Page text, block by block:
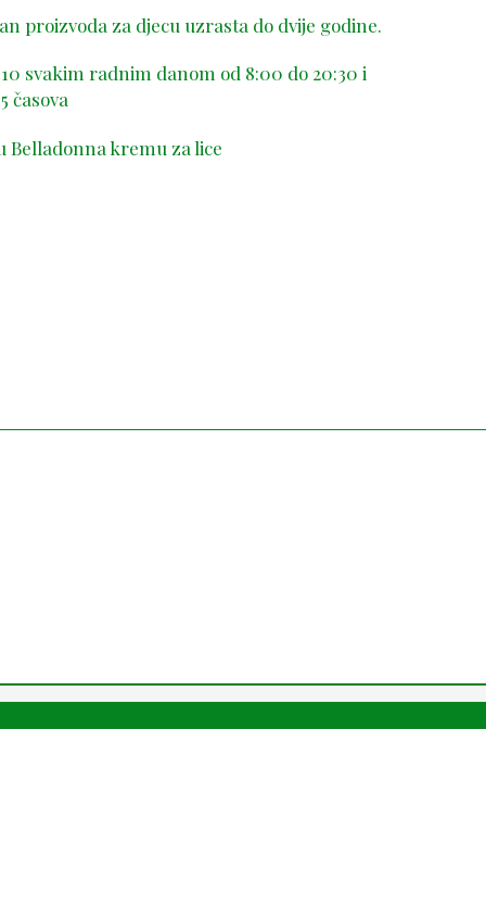
proizvoda za djecu uzrasta do dvije godine.
svakim radnim danom od 8:00 do 20:30 i
časova
Belladonna kremu za lice